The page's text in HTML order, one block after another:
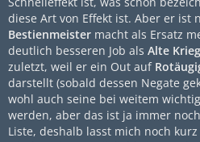
diese Art von Effekt ist. Aber er ist
Bestienmeister macht als Ersatz
deutlich besseren Job als Alte
zuletzt, weil er ein Out auf
darstellt (sobald dessen Negate
wohl auch seine bei weitem
werden, aber das ist ja immer
Liste, deshalb lasst mich noch